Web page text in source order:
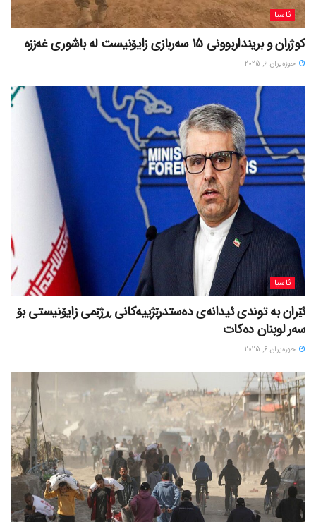
ئاسیا
کوژران و برینداربوونی 15 سەربازی زایۆنیست لە باشوری غەززە
حوزه‌یران 6, 2025
ئاسیا
ئێران بە توندی ئیدانەی دەستدرێژییەکانی ڕژێمی زایۆنیستی بۆ
سەر لوبنان دەکات
حوزه‌یران 6, 2025